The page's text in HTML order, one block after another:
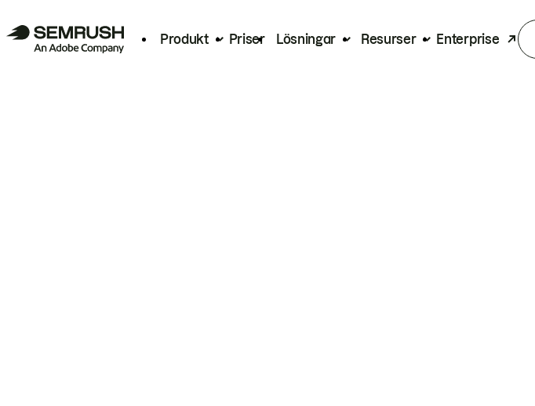
Produkt Priser Lösningar Resurser Enterprise